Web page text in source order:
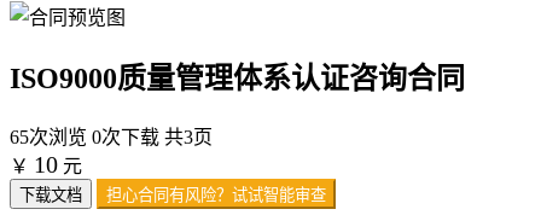
ISO9000质量管理体系认证咨询合同
65次浏览 0次下载 共3页
￥ 10 元
下载文档 担心合同有风险？试试智能审查